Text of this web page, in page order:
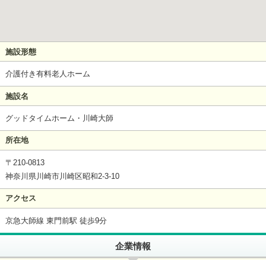
施設形態
介護付き有料老人ホーム
施設名
グッドタイムホーム・川崎大師
所在地
〒210-0813
神奈川県川崎市川崎区昭和2-3-10
アクセス
京急大師線 東門前駅 徒歩9分
企業情報